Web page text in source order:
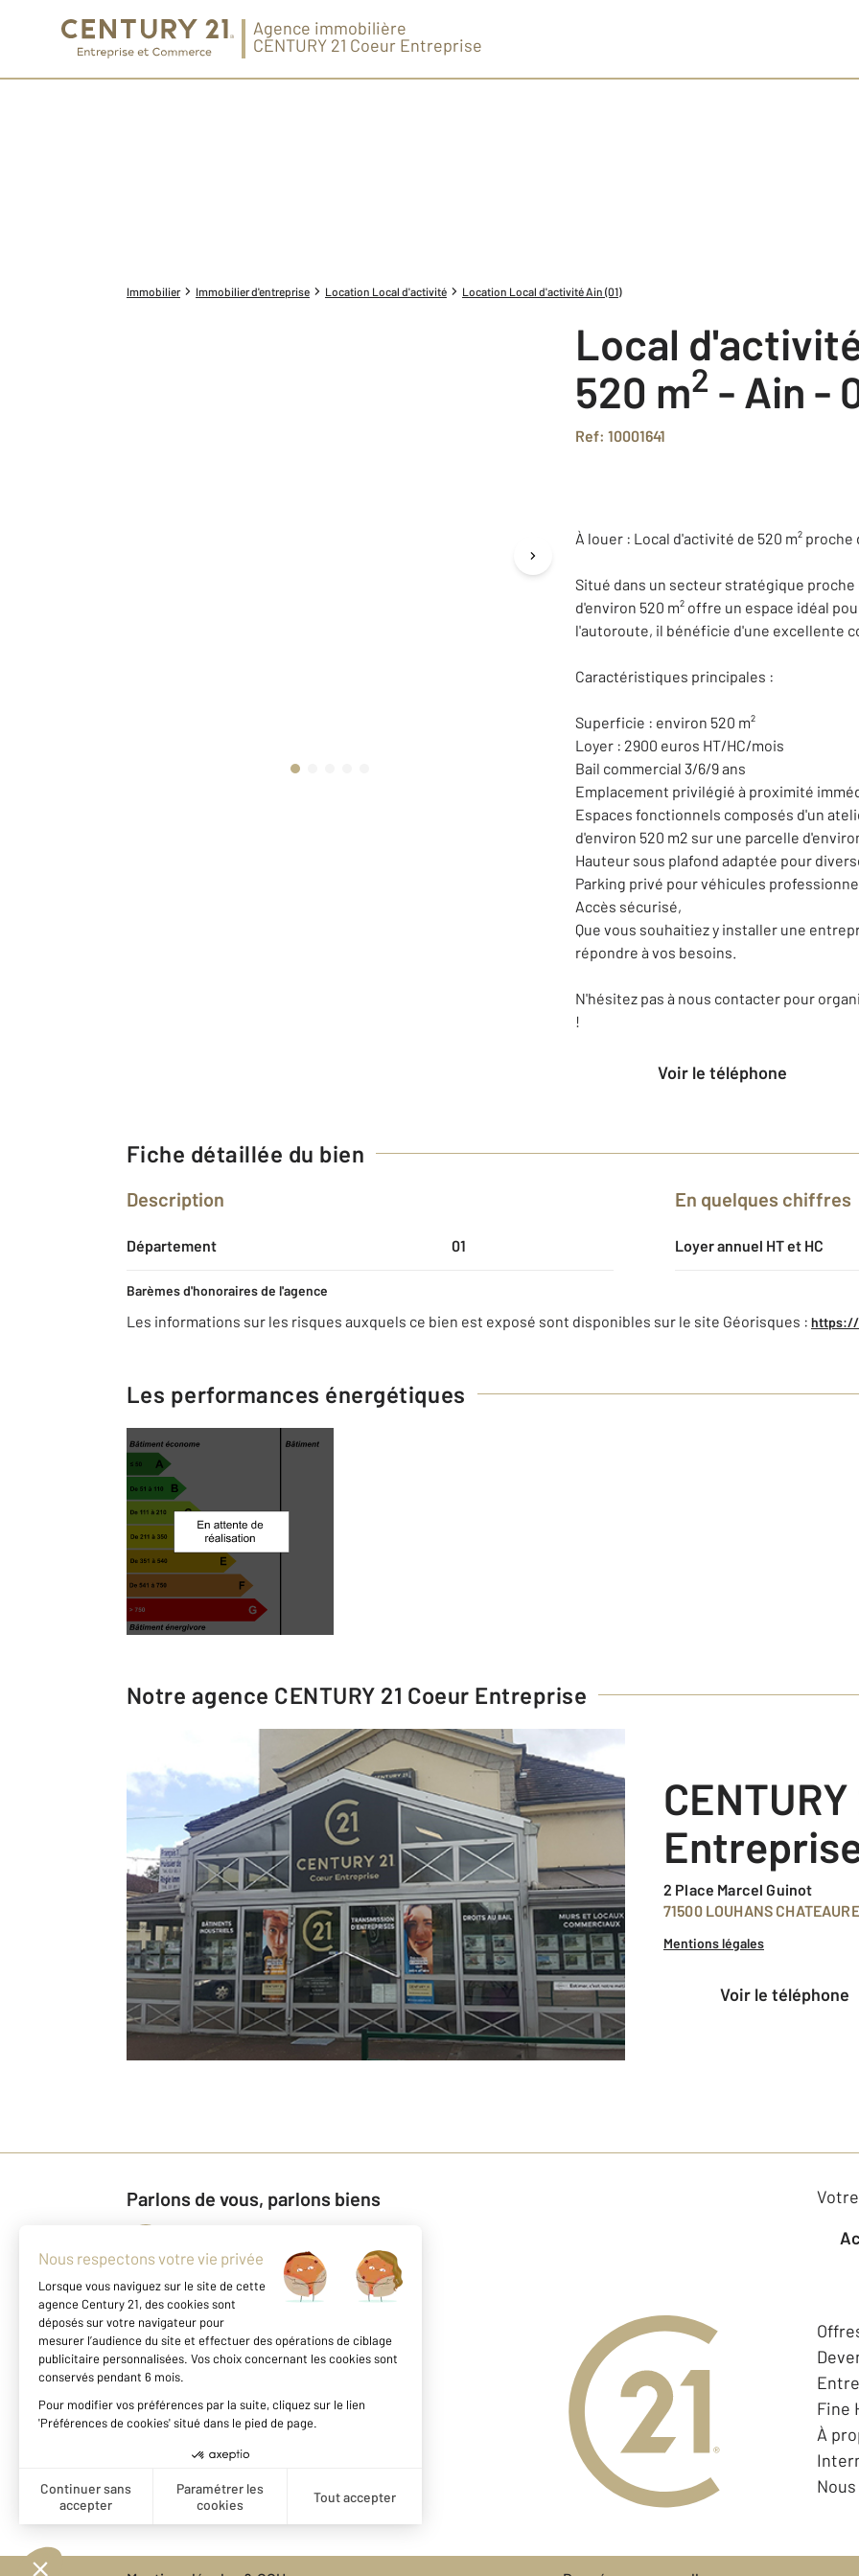
Agence immobilière
CENTURY 21 Coeur Entreprise
Immobilier Immobilier d'entreprise Location Local d'activité Location Local d'activité Ain (01)
Local
520 m2 - Ain -
Ref: 10001641
À louer : Local d'activité de 520 m²
Situé dans un secteur stratégique
d'environ 520 m² offre un espace idéal
l'autoroute, il bénéficie d'une excellente
Caractéristiques principales :
Superficie : environ 520 m²
Loyer : 2900 euros HT/HC/mois
Bail commercial 3/6/9 ans
Emplacement privilégié à proximité
Espaces fonctionnels composés d'un
d'environ 520 m2 sur une parcelle
Hauteur sous plafond adaptée pour
Parking privé pour véhicules
Accès sécurisé,
Que vous souhaitiez y installer une
répondre à vos besoins.
N'hésitez pas à nous contacter pour
!
Voir le téléphone
Fiche détaillée du bien
Description
Département 01
En quelques chiffres
Loyer annuel HT et HC
Barèmes d'honoraires de l'agence
Les informations sur les risques auxquels ce bien est exposé sont disponibles sur le site Géorisques : https://
Les performances énergétiques
Notre agence CENTURY 21 Coeur Entreprise
CENTURY 21 Coeur
2 Place Marcel Guinot
71500 LOUHANS
Mentions légales
voir le téléphone
Parlons de vous, parlons biens
Fine
À